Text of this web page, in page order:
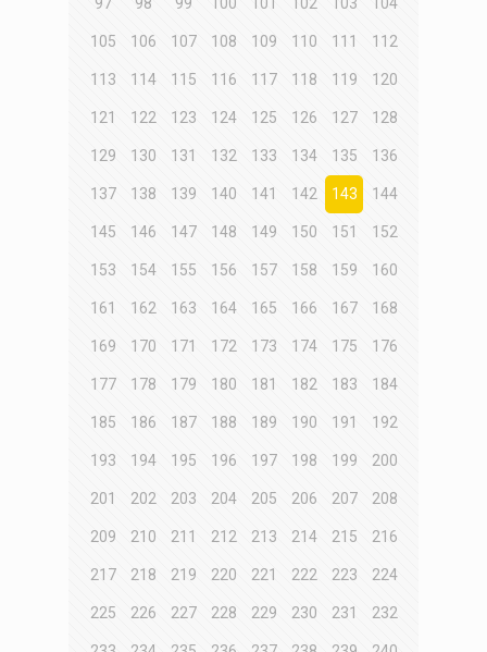
105 106 107 108 109 110 111 112
113 114 115 116 117 118 119 120
121 122 123 124 125 126 127 128
129 130 131 132 133 134 135 136
137 138 139 140 141 142 143 144
145 146 147 148 149 150 151 152
153 154 155 156 157 158 159 160
161 162 163 164 165 166 167 168
169 170 171 172 173 174 175 176
177 178 179 180 181 182 183 184
185 186 187 188 189 190 191 192
193 194 195 196 197 198 199 200
201 202 203 204 205 206 207 208
209 210 211 212 213 214 215 216
217 218 219 220 221 222 223 224
225 226 227 228 229 230 231 232